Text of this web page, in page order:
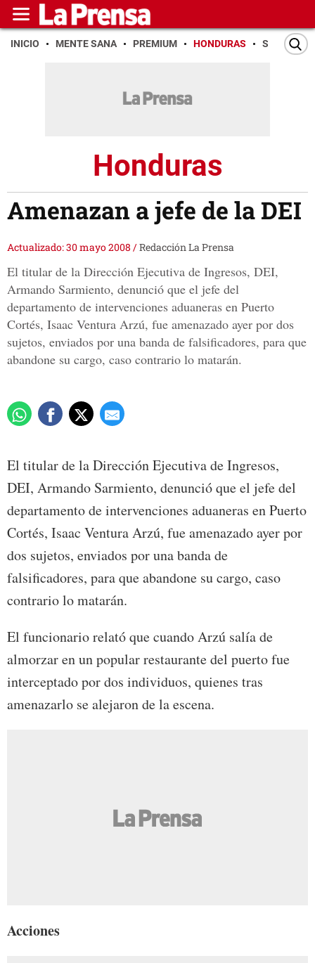
INICIO MENTE SANA PREMIUM HONDURAS SAN PEDRO
Honduras
Amenazan a jefe de la DEI
Actualizado: 30 mayo 2008 /Redacción La Prensa
El titular de la Dirección Ejecutiva de Ingresos, DEI,
Armando Sarmiento, denunció que el jefe del
departamento de intervenciones aduaneras en Puerto
Cortés, Isaac Ventura Arzú, fue amenazado ayer por dos
sujetos, enviados por una banda de falsificadores, para que
abandone su cargo, caso contrario lo matarán.
El titular de la Dirección Ejecutiva de Ingresos,
DEI, Armando Sarmiento, denunció que el jefe del
departamento de intervenciones aduaneras en Puerto
Cortés, Isaac Ventura Arzú, fue amenazado ayer por
dos sujetos, enviados por una banda de
falsificadores, para que abandone su cargo, caso
contrario lo matarán.
El funcionario relató que cuando Arzú salía de
almorzar en un popular restaurante del puerto fue
interceptado por dos individuos, quienes tras
amenazarlo se alejaron de la escena.
Acciones